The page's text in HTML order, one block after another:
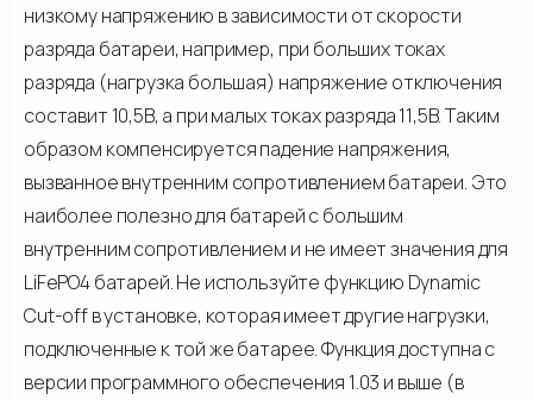
низкому напряжению в зависимости от скорости
разряда батареи, например, при больших токах
разряда (нагрузка большая) напряжение отключения
составит 10,5В, а при малых токах разряда 11,5В. Таким
образом компенсируется падение напряжения,
вызванное внутренним сопротивлением батареи. Это
наиболее полезно для батарей с большим
внутренним сопротивлением и не имеет значения для
LiFePO4 батарей. Не используйте функцию Dynamic
Cut-off в установке, которая имеет другие нагрузки,
подключенные к той же батарее. Функция доступна с
версии программного обеспечения 1.03 и выше (в